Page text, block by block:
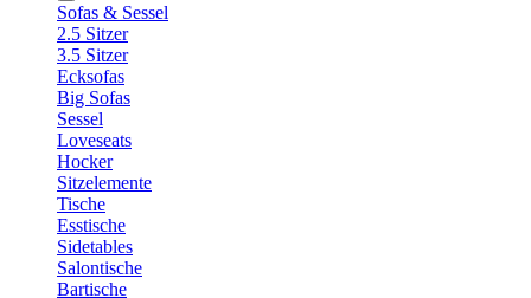
Sofas & Sessel
2.5 Sitzer
3.5 Sitzer
Ecksofas
Big Sofas
Sessel
Loveseats
Hocker
Sitzelemente
Tische
Esstische
Sidetables
Salontische
Bartische